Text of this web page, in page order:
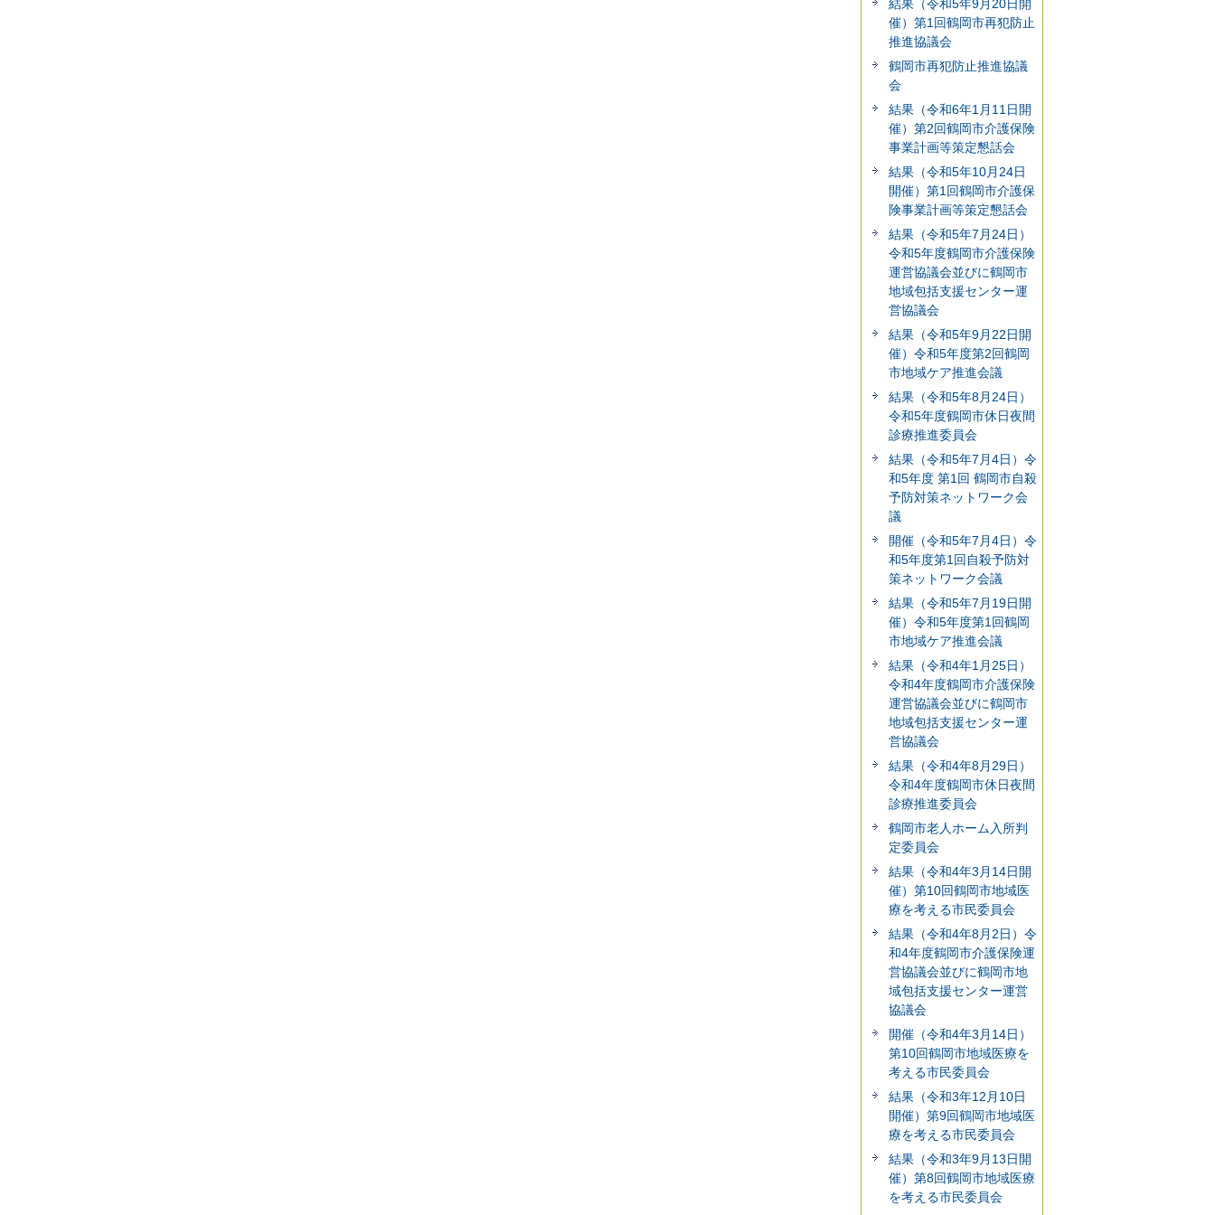
結果（令和5年9月20日開
催）第1回鶴岡市再犯防止
推進協議会
鶴岡市再犯防止推進協議
会
結果（令和6年1月11日開
催）第2回鶴岡市介護保険
事業計画等策定懇話会
結果（令和5年10月24日
開催）第1回鶴岡市介護保
険事業計画等策定懇話会
結果（令和5年7月24日）
令和5年度鶴岡市介護保険
運営協議会並びに鶴岡市
地域包括支援センター運
営協議会
結果（令和5年9月22日開
催）令和5年度第2回鶴岡
市地域ケア推進会議
結果（令和5年8月24日）
令和5年度鶴岡市休日夜間
診療推進委員会
結果（令和5年7月4日）令
和5年度 第1回 鶴岡市自殺
予防対策ネットワーク会
議
開催（令和5年7月4日）令
和5年度第1回自殺予防対
策ネットワーク会議
結果（令和5年7月19日開
催）令和5年度第1回鶴岡
市地域ケア推進会議
結果（令和4年1月25日）
令和4年度鶴岡市介護保険
運営協議会並びに鶴岡市
地域包括支援センター運
営協議会
結果（令和4年8月29日）
令和4年度鶴岡市休日夜間
診療推進委員会
鶴岡市老人ホーム入所判
定委員会
結果（令和4年3月14日開
催）第10回鶴岡市地域医
療を考える市民委員会
結果（令和4年8月2日）令
和4年度鶴岡市介護保険運
営協議会並びに鶴岡市地
域包括支援センター運営
協議会
開催（令和4年3月14日）
第10回鶴岡市地域医療を
考える市民委員会
結果（令和3年12月10日
開催）第9回鶴岡市地域医
療を考える市民委員会
結果（令和3年9月13日開
催）第8回鶴岡市地域医療
を考える市民委員会